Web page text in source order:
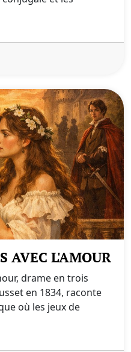
AVEC L'AMOUR
drame en trois
en 1834, raconte
où les jeux de